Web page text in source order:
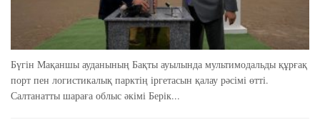
Бүгін Мақаншы ауданының Бақты ауылында мультимодальды құрғақ
порт пен логистикалық парктің іргетасын қалау рәсімі өтті.
Салтанатты шараға облыс әкімі Берік...